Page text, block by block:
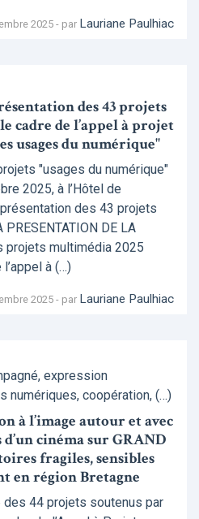
2025 - par Lauriane Paulhiac
des 43 projets
cadre de l’appel à projet
usages du numérique"
"usages du numérique"
2025, à l’Hôtel de
des 43 projets
PRESENTATION DE LA
projets multimédia 2025
à (…)
2025 - par Lauriane Paulhiac
expression
numériques, coopération, (…)
à l’image autour et avec
cinéma sur GRAND
fragiles, sensibles
en région Bretagne
44 projets soutenus par